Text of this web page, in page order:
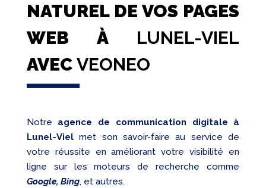
NATUREL DE VOS PAGES
WEB À LUNEL-VIEL
AVEC VEONEO
Notre agence de communication digitale à
Lunel-Vielmet son savoir-faire au service de
votre réussite en améliorant votre visibilité en
ligne sur les moteurs de recherche comme
Google, Bing, et autres.